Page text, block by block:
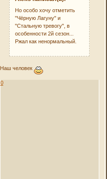
Но особо хочу отметить
"Чёрную Лагуну" и
"Стальную тревогу", в
особенности 2й сезон...
Ржал как ненормальный.
Наш человек
0